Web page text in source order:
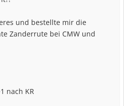
und bestellte mir die
Zanderrute bei CMW und
nach KR